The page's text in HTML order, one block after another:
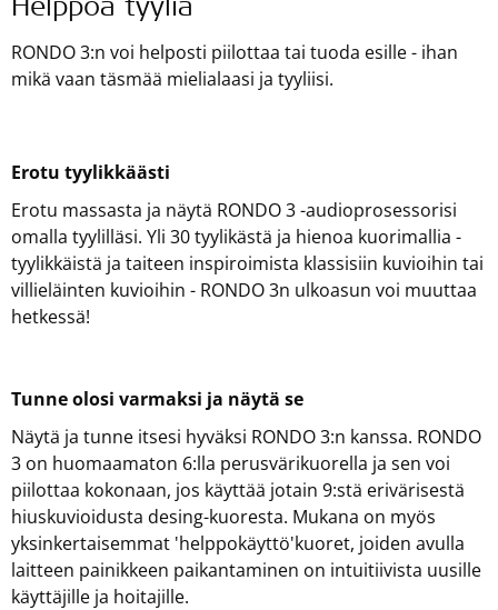
Helppoa tyyliä
RONDO 3:n voi helposti piilottaa tai tuoda esille - ihan
mikä vaan täsmää mielialaasi ja tyyliisi.
Erotu tyylikkäästi
Erotu massasta ja näytä RONDO 3 -audioprosessorisi
omalla tyylilläsi. Yli 30 tyylikästä ja hienoa kuorimallia -
tyylikkäistä ja taiteen inspiroimista klassisiin kuvioihin tai
villieläinten kuvioihin - RONDO 3n ulkoasun voi muuttaa
hetkessä!
Tunne olosi varmaksi ja näytä se
Näytä ja tunne itsesi hyväksi RONDO 3:n kanssa. RONDO
3 on huomaamaton 6:lla perusvärikuorella ja sen voi
piilottaa kokonaan, jos käyttää jotain 9:stä erivärisestä
hiuskuvioidusta desing-kuoresta. Mukana on myös
yksinkertaisemmat 'helppokäyttö'kuoret, joiden avulla
laitteen painikkeen paikantaminen on intuitiivista uusille
käyttäjille ja hoitajille.